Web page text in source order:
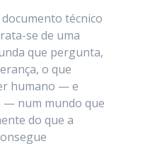
técnico
se de uma
que pergunta,
o que
humano — e
— num mundo que
do que a